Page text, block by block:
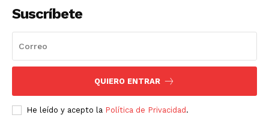
Suscríbete
QUIERO ENTRAR
He leído y acepto la Política de Privacidad.